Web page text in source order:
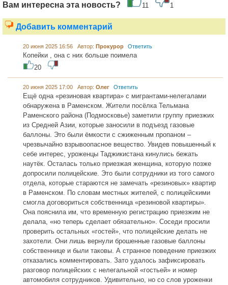
Вам интересна эта новость? 11 1
Добавить комментарий
20 июня 2025 16:56 Автор: Прокурор Ответить
Копейки , она с них больше поимела
20
20 июня 2025 17:00 Автор: Олег Ответить
Ещё одна «резиновая квартира» с мигрантами-нелегалами
обнаружена в Раменском. Жители посёлка Тельмана
Раменского района (Подмосковье) заметили группу приезжих
из Средней Азии, которые заносили в подъезд газовые
баллоны. Это были ёмкости с сжиженным пропаном –
чрезвычайно взрывоопасное вещество. Увидев повышенный к
себе интерес, уроженцы Таджикистана кинулись бежать
наутёк. Осталась только приезжая женщина, которую позже
допросили полицейские. Это были сотрудники из того самого
отдела, которые стараются не замечать «резиновых» квартир
в Раменском. По словам местных жителей, с полицейскими
смогла договориться собственница «резиновой квартиры».
Она пояснила им, что временную регистрацию приезжим не
делала, «но теперь сделает обязательно». Соседи просили
проверить остальных «гостей», что полицейские делать не
захотели. Они лишь вернули брошенные газовые баллоны
собственнице и были таковы. А странное поведение приезжих
отказались комментировать. Зато удалось зафиксировать
разговор полицейских с нелегальной «гостьей» и номер
автомобиля сотрудников. Удивительно, но со слов уроженки